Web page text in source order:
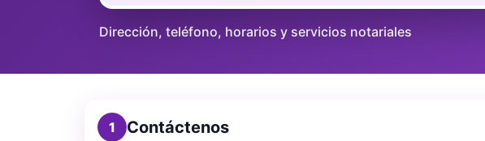
Dirección, teléfono, horarios y servicios notariales
1 Contáctenos